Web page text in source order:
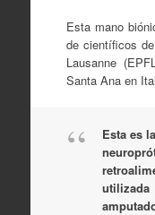
Esta mano
de científicos
Lausanne
Santa Ana en
Esta es
utilizada